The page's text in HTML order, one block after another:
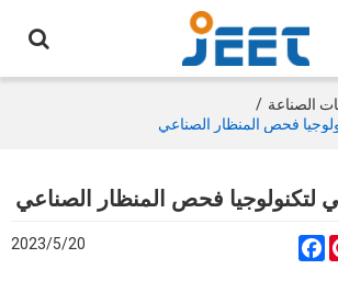
الصناعة /
فحص المنظار الصناعي
لتكنولوجيا فحص المنظار الصناعي
Facebook
2023/5/20